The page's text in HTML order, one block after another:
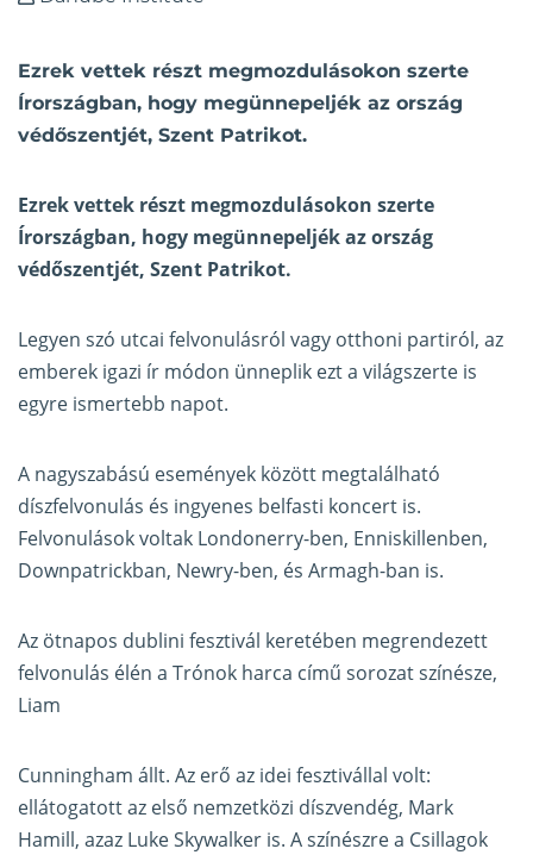
Ezrek vettek részt megmozdulásokon szerte
Írországban, hogy megünnepeljék az ország
védőszentjét, Szent Patrikot.
Ezrek vettek részt megmozdulásokon szerte
Írországban, hogy megünnepeljék az ország
védőszentjét, Szent Patrikot.
Legyen szó utcai felvonulásról vagy otthoni partiról, az
emberek igazi ír módon ünneplik ezt a világszerte is
egyre ismertebb napot.
A nagyszabású események között megtalálható
díszfelvonulás és ingyenes belfasti koncert is.
Felvonulások voltak Londonerry-ben, Enniskillenben,
Downpatrickban, Newry-ben, és Armagh-ban is.
Az ötnapos dublini fesztivál keretében megrendezett
felvonulás élén a Trónok harca című sorozat színésze,
Liam
Cunningham állt. Az erő az idei fesztivállal volt:
ellátogatott az első nemzetközi díszvendég, Mark
Hamill, azaz Luke Skywalker is. A színészre a Csillagok